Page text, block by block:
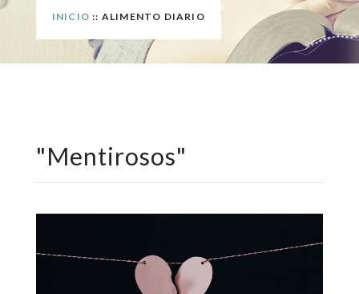
INICIO :: ALIMENTO DIARIO
"Mentirosos"